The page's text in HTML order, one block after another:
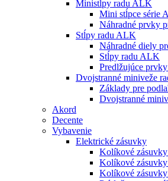
Ministĺpy radu ALK
Mini stĺpce série
Náhradné prvky
Stĺpy radu ALK
Náhradné diely
Stĺpy radu ALK
Predlžujúce
Dvojstranné miniveže
Základy pre
Dvojstranné
Akord
Decente
Vybavenie
Elektrické zásuvky
Kolíkové
Kolíkové
Kolíkové